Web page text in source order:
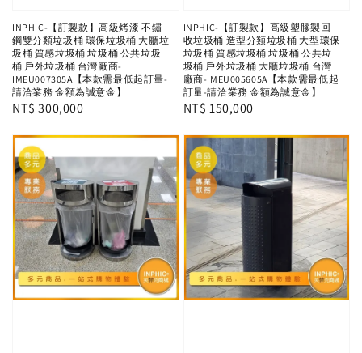
INPHIC-【訂製款】高級烤漆 不鏽
鋼雙分類垃圾桶 環保垃圾桶 大廳垃
圾桶 質感垃圾桶 垃圾桶 公共垃圾
桶 戶外垃圾桶 台灣廠商-
IMEU007305A【本款需最低起訂量-
請洽業務 金額為誠意金】
Regular
NT$ 300,000
INPHIC-【訂製款】高級塑膠製回
收垃圾桶 造型分類垃圾桶 大型環保
垃圾桶 質感垃圾桶 垃圾桶 公共垃
圾桶 戶外垃圾桶 大廳垃圾桶 台灣
廠商-IMEU005605A【本款需最低起
訂量-請洽業務 金額為誠意金】
Regular
NT$ 150,000